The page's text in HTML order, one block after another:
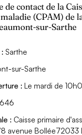
de contact de la
(CPAM) de
sur-Sarthe
Sarthe
sur-Sarthe
: Le mardi de
: Caisse primaire
avenue Bollée72033